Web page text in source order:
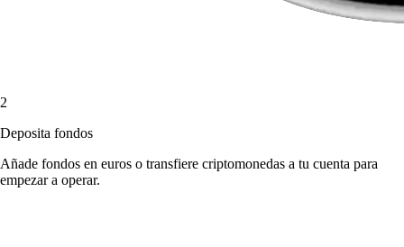
2
Deposita fondos
Añade fondos en euros o transfiere criptomonedas a tu cuenta para
empezar a operar.